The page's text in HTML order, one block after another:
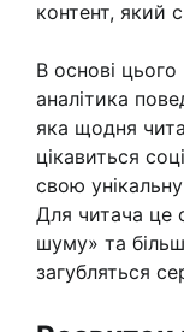
контент, який
В основі
аналітика
яка щодня
цікавиться
свою
Для читача це
шуму» та
загубляться